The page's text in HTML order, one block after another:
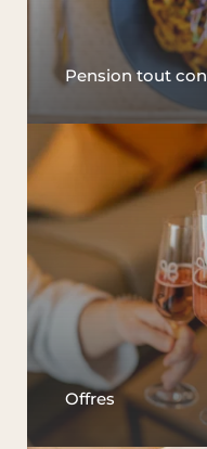
Pension tout
Offres